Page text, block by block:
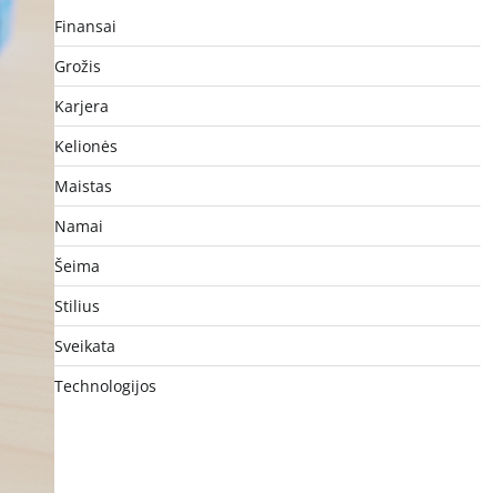
Finansai
Grožis
Karjera
Kelionės
Maistas
Namai
Šeima
Stilius
Sveikata
Technologijos